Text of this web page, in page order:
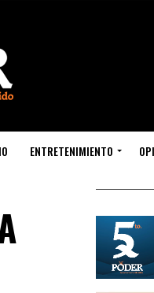
ENTRETENIMIENTO
Síntesis